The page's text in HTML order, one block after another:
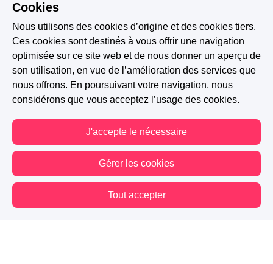
0 J'aime Signaler
Marie Andree
Il y a 2 ans
n'ai pas de remarques constructives sur cette
partie : je me suis régalée. :-)
1 J'aime Répondre Signaler
Cookies
Nous utilisons des cookies d’origine et des cookies tiers.
Ces cookies sont destinés à vous offrir une navigation
optimisée sur ce site web et de nous donner un aperçu de
son utilisation, en vue de l’amélioration des services que
nous offrons. En poursuivant votre navigation, nous
considérons que vous acceptez l’usage des cookies.
J'accepte le nécessaire
Gérer les cookies
Tout accepter